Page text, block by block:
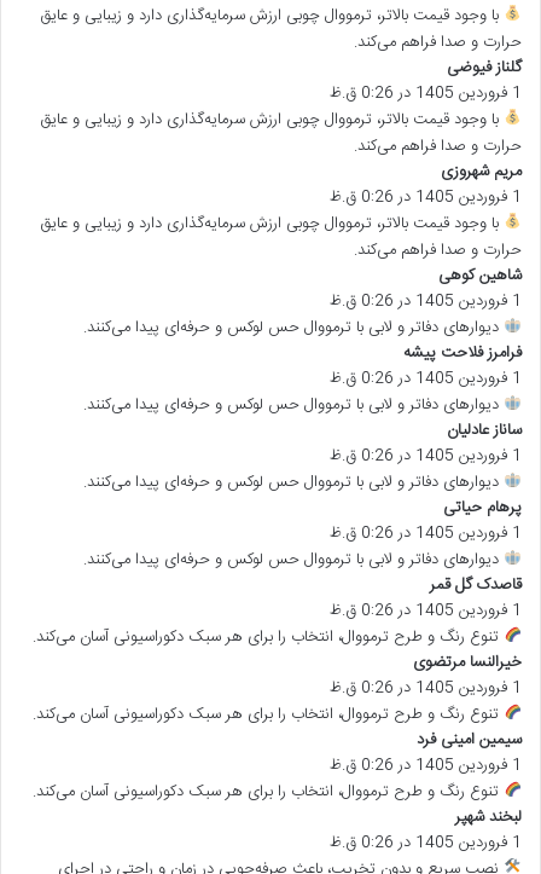
ت
:
با وجود قیمت بالاتر، ترمووال چوبی ارزش سرمایه‌گذاری دارد و زیبایی و عایق
حرارت و صدا فراهم می‌کند.
گلناز فیوضی
ف
ت
:
1 فروردین 1405 در 0:26 ق.ظ
با وجود قیمت بالاتر، ترمووال چوبی ارزش سرمایه‌گذاری دارد و زیبایی و عایق
حرارت و صدا فراهم می‌کند.
مریم شهروزی
ف
ت
1 فروردین 1405 در 0:26 ق.ظ
با وجود قیمت بالاتر، ترمووال چوبی ارزش سرمایه‌گذاری دارد و زیبایی و عایق
حرارت و صدا فراهم می‌کند.
شاهین کوهی
ف
ت
:
1 فروردین 1405 در 0:26 ق.ظ
دیوارهای دفاتر و لابی با ترمووال حس لوکس و حرفه‌ای پیدا می‌کنند.
فرامرز فلاحت پیشه
ف
ت
1 فروردین 1405 در 0:26 ق.ظ
دیوارهای دفاتر و لابی با ترمووال حس لوکس و حرفه‌ای پیدا می‌کنند.
ساناز عادلیان
ف
ت
:
1 فروردین 1405 در 0:26 ق.ظ
دیوارهای دفاتر و لابی با ترمووال حس لوکس و حرفه‌ای پیدا می‌کنند.
پرهام حیاتی
ف
ت
:
1 فروردین 1405 در 0:26 ق.ظ
دیوارهای دفاتر و لابی با ترمووال حس لوکس و حرفه‌ای پیدا می‌کنند.
قاصدک گل قمرگ
ف
ت
:
1 فروردین 1405 در 0:26 ق.ظ
تنوع رنگ و طرح ترمووال، انتخاب را برای هر سبک دکوراسیونی آسان می‌کند.
خیرالنسا مرتضوی
ف
ت
1 فروردین 1405 در 0:26 ق.ظ
تنوع رنگ و طرح ترمووال، انتخاب را برای هر سبک دکوراسیونی آسان می‌کند.
سیمین امینی فرد
ف
ت
1 فروردین 1405 در 0:26 ق.ظ
تنوع رنگ و طرح ترمووال، انتخاب را برای هر سبک دکوراسیونی آسان می‌کند.
لبخند شهپرگ
ف
ت
1 فروردین 1405 در 0:26 ق.ظ